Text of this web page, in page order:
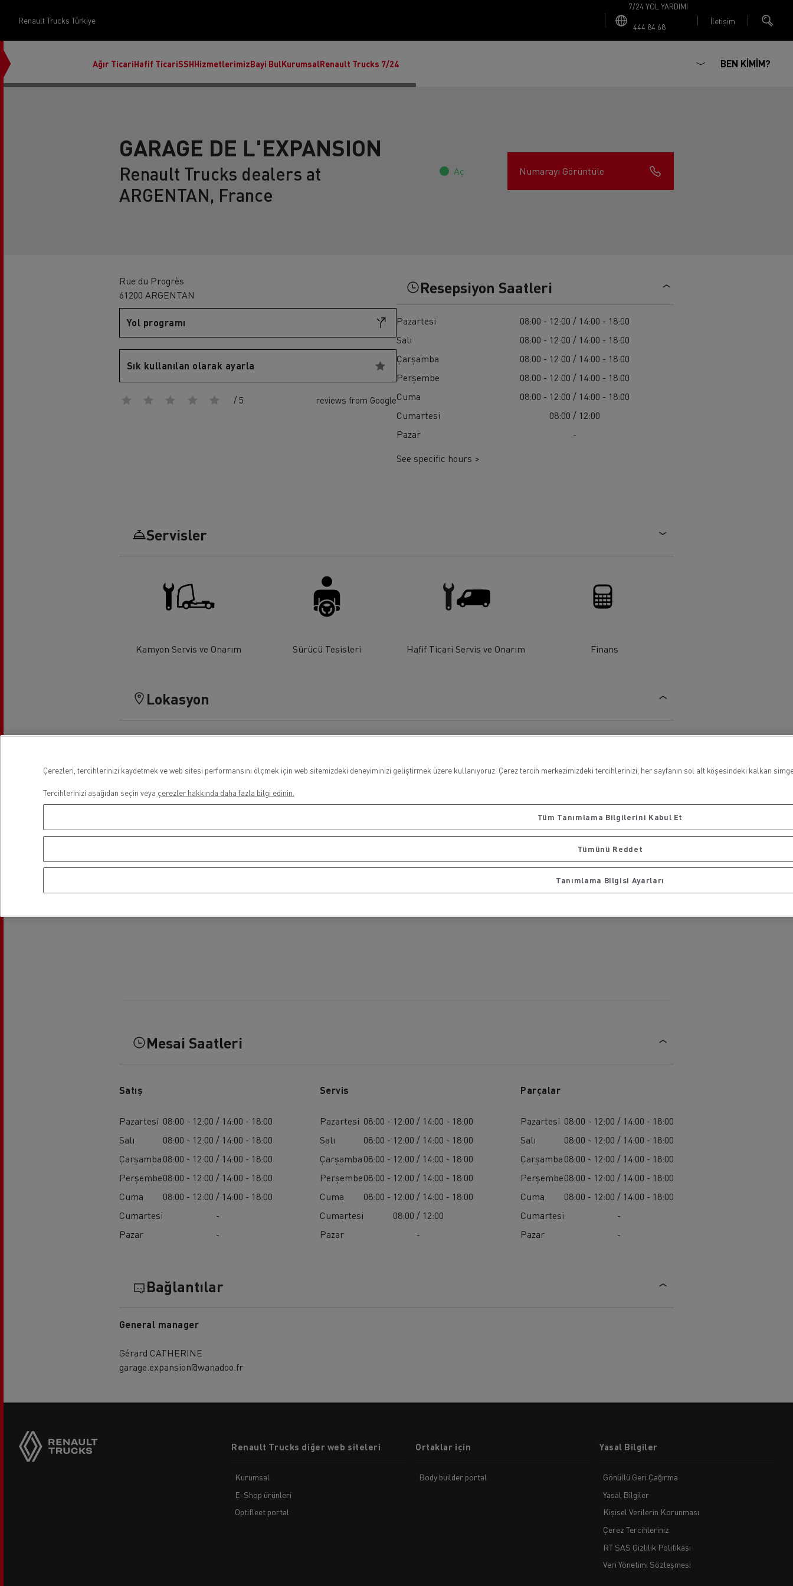
Renault Trucks Türkiye
7/24 YOL YARDIMI
444 84 68
İletişim
Ağır Ticari
Renault Trucks T Renault Trucks K
Frigo taşımacılığı Maden taşımacılığı
Malzeme
Hafif Ticari
Renault Trucks Master Red EDITION
SSHHizmetlerimizBayi BulKurumsalRenault Trucks 7/24 BEN KİMİM?
GARAGE DE L'EXPANSION
Renault Trucks dealers at
ARGENTAN, France
Aç Numarayı Görüntüle
Rue du Progrès
61200 ARGENTAN
Yol programı
Sık kullanılan olarak ayarla
/ 5 reviews from Google
Resepsiyon Saatleri
Pazartesi
08:00 - 12:00 / 14:00 - 18:00
Salı
08:00 - 12:00 / 14:00 - 18:00
Çarşamba
08:00 - 12:00 / 14:00 - 18:00
Perşembe
08:00 - 12:00 / 14:00 - 18:00
Cuma
08:00 - 12:00 / 14:00 - 18:00
Cumartesi
08:00 / 12:00
Pazar
-
See specific hours >
Servisler
Kamyon Servis ve Onarım Sürücü Tesisleri Hafif Ticari Servis ve Onarım Finans
Lokasyon
Mesai Saatleri
Satış
Pazartesi 08:00 - 12:00 / 14:00 - 18:00
Salı
08:00 - 12:00 / 14:00 - 18:00
Çarşamba08:00 - 12:00 / 14:00 - 18:00
Perşembe08:00 - 12:00 / 14:00 - 18:00
Cuma
08:00 - 12:00 / 14:00 - 18:00
Cumartesi
-
Pazar
-
Servis
Pazartesi 08:00 - 12:00 / 14:00 - 18:00
Salı
08:00 - 12:00 / 14:00 - 18:00
Çarşamba08:00 - 12:00 / 14:00 - 18:00
Perşembe08:00 - 12:00 / 14:00 - 18:00
Cuma
08:00 - 12:00 / 14:00 - 18:00
Cumartesi
08:00 / 12:00
Pazar
-
Parçalar
Pazartesi 08:00 - 12:00 / 14:00 - 18:00
Salı
08:00 - 12:00 / 14:00 - 18:00
Çarşamba08:00 - 12:00 / 14:00 - 18:00
Perşembe08:00 - 12:00 / 14:00 - 18:00
Cuma
08:00 - 12:00 / 14:00 - 18:00
Cumartesi
-
Pazar
-
Bağlantılar
General manager
Gérard CATHERINE
garage.expansion@wanadoo.fr
menuRenault Trucks diğer web siteleri
Kurumsal
E-Shop ürünleri
Optifleet portal
Ortaklar için
Body builder portal
Yasal Bilgiler
Gönüllü Geri Çağırma
Yasal Bilgiler
Kişisel Verilerin Korunması
Çerez Tercihleriniz
RT SAS Gizlilik Politikası
Veri Yönetimi Sözleşmesi
Çerezleri, tercihlerinizi kaydetmek ve web sitesi performansını ölçmek için web sitemizdeki deneyiminizi geliştirmek üzere kullanıyoruz. Çerez tercih merkezimizdeki tercihlerinizi, her sayfanın sol alt köşesindeki kalkan
Tercihlerinizi aşağıdan seçin veya çerezler hakkında daha fazla bilgi edinin.
Tüm Tanımlama Bilgilerini Kabul Et
Tümünü Reddet
Tanımlama Bilgisi Ayarları